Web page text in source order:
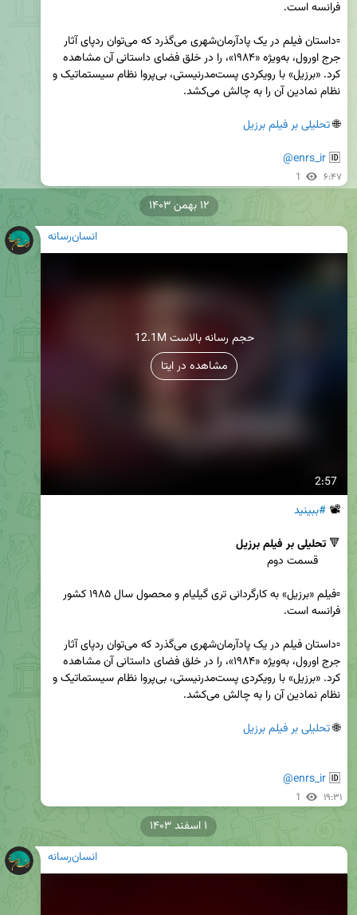
🌐 تحلیلی بر فیلم برزیل
🆔
@enrs_ir
1 ۶:۴۷
انسان‌رسانه
2:57
12.1M حجم رسانه بالاست
مشاهده در ایتا
📽 #ببینید
🔻 تحلیلی بر فیلم برزیل
🌐 تحلیلی بر فیلم برزیل
🆔
@enrs_ir
1 ۱۹:۳۱
۱۲ بهمن ۱۴۰۳
انسان‌رسانه
۱ اسفند ۱۴۰۳